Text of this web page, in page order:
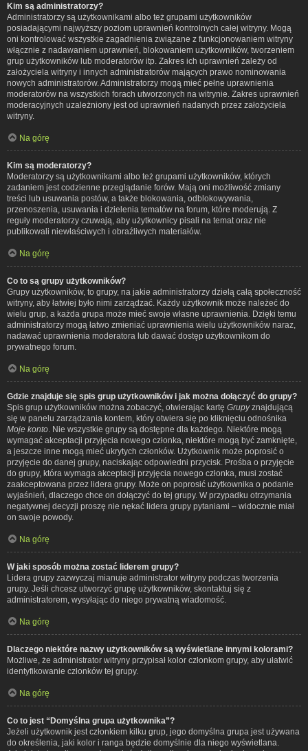
Kim są administratorzy?
Administratorzy są użytkownikami albo też grupami użytkowników
posiadającymi najwyższy poziom uprawnień kontrolnych całej witryny. Mogą
oni kontrolować wszystkie zagadnienia związane z funkcjonowaniem witryny
włącznie z nadawaniem uprawnień, blokowaniem użytkowników, tworzeniem
grup użytkowników lub moderatorów itp. Zakres ich uprawnień zależy od
założyciela witryny i innych administratorów mających prawo nominowania
nowych administratorów. Administratorzy mogą mieć pełne uprawnienia
moderatorów na wszystkich forach utworzonych na witrynie. Zakres uprawnień
moderacyjnych uzależniony jest od uprawnień nadanych przez założyciela
witryny.
Na górę
Kim są moderatorzy?
Moderatorzy są użytkownikami albo też grupami użytkowników, których
zadaniem jest codzienne przeglądanie forów. Mają oni możliwość zmiany
treści lub usuwania postów, a także blokowania, odblokowywania,
przenoszenia, usuwania i dzielenia tematów na forum, które moderują. Z
reguły moderatorzy czuwają, aby użytkownicy pisali na temat oraz nie
publikowali niewłaściwych i obraźliwych materiałów.
Na górę
Co to są grupy użytkowników?
Grupy użytkowników, to grupy, na jakie administratorzy dzielą całą społeczność
witryny, aby łatwiej było nimi zarządzać. Każdy użytkownik może należeć do
wielu grup, a każda grupa może mieć swoje własne uprawnienia. Dzięki temu
administratorzy mogą łatwo zmieniać uprawnienia wielu użytkowników naraz,
nadawać uprawnienia moderatora lub dawać dostęp użytkownikom do
prywatnego forum.
Na górę
Gdzie znajduje się spis grup użytkowników i jak można dołączyć do grupy?
Spis grup użytkowników można zobaczyć, otwierając kartę Grupyznajdującą
się w panelu zarządzania kontem, który otwiera się po kliknięciu odnośnika
Moje konto . Nie wszystkie grupy są dostępne dla każdego. Niektóre mogą
wymagać akceptacji przyjęcia nowego członka, niektóre mogą być zamknięte,
a jeszcze inne mogą mieć ukrytych członków. Użytkownik może poprosić o
przyjęcie do danej grupy, naciskając odpowiedni przycisk. Prośba o przyjęcie
do grupy, która wymaga akceptacji przyjęcia nowego członka, musi zostać
zaakceptowana przez lidera grupy. Może on poprosić użytkownika o podanie
wyjaśnień, dlaczego chce on dołączyć do tej grupy. W przypadku otrzymania
negatywnej decyzji proszę nie nękać lidera grupy pytaniami – widocznie miał
on swoje powody.
Na górę
W jaki sposób można zostać liderem grupy?
Lidera grupy zazwyczaj mianuje administrator witryny podczas tworzenia
grupy. Jeśli chcesz utworzyć grupę użytkowników, skontaktuj się z
administratorem, wysyłając do niego prywatną wiadomość.
Na górę
Dlaczego niektóre nazwy użytkowników są wyświetlane innymi kolorami?
Możliwe, że administrator witryny przypisał kolor członkom grupy, aby ułatwić
identyfikowanie członków tej grupy.
Na górę
Co to jest “Domyślna grupa użytkownika”?
Jeżeli użytkownik jest członkiem kilku grup, jego domyślna grupa jest używana
do określenia, jaki kolor i ranga będzie domyślnie dla niego wyświetlana.